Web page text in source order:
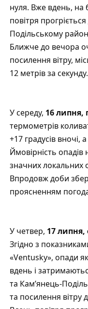
нуля. Вже вдень, на
повітря
Подільському
Ближче до вечора
посилення вітру,
12 метрів за секунду.
У середу, 16 липня,
термометрів
+17 градусів вночі,
Ймовірність
значних локальних
Впродовж доби
проясненням
У четвер, 17 липня,
Згідно з
«Ventusky», опади
вдень і
та Кам’янець-
та посилення вітру